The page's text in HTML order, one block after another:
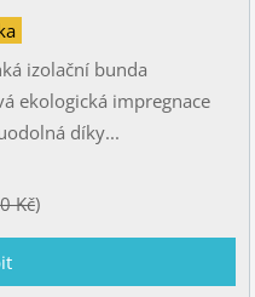
izolační bunda
ekologická impregnace
díky...
Kč)